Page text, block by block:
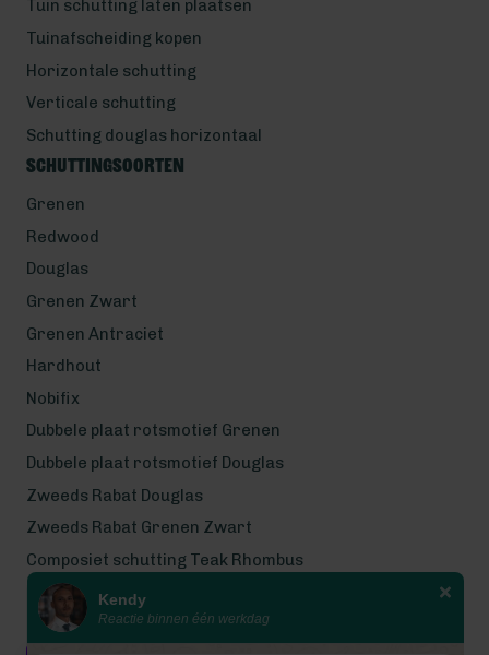
Tuin schutting laten plaatsen
Tuinafscheiding kopen
Horizontale schutting
Verticale schutting
Schutting douglas horizontaal
Schuttingsoorten
Grenen
Redwood
Douglas
Grenen Zwart
Grenen Antraciet
Hardhout
Nobifix
Dubbele plaat rotsmotief Grenen
Dubbele plaat rotsmotief Douglas
Zweeds Rabat Douglas
Zweeds Rabat Grenen Zwart
Composiet schutting Teak Rhombus
Wij werken met eerlijke
gecertificeerde houtsoorten
Kendy
Reactie binnen één werkdag